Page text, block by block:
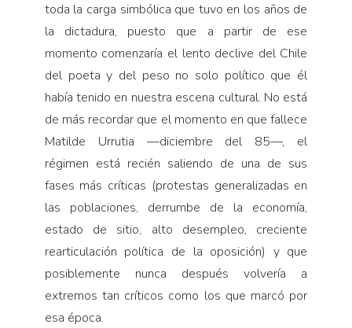
toda la carga simbólica que tuvo en los años de
la dictadura, puesto que a partir de ese
momento comenzaría el lento declive del Chile
del poeta y del peso no solo político que él
había tenido en nuestra escena cultural. No está
de más recordar que el momento en que fallece
Matilde Urrutia —diciembre del 85—, el
régimen está recién saliendo de una de sus
fases más críticas (protestas generalizadas en
las poblaciones, derrumbe de la economía,
estado de sitio, alto desempleo, creciente
rearticulación política de la oposición) y que
posiblemente nunca después volvería a
extremos tan críticos como los que marcó por
esa época.